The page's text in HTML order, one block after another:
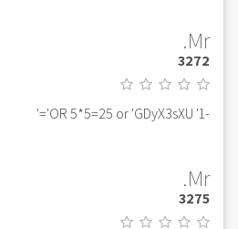
Mr.
3272
-1' OR 5*5=25 or 'GDyX3sXU'='
Mr.
3275